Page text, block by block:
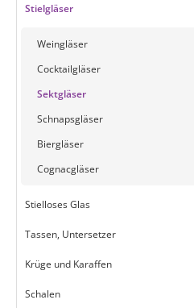
Stielgläser
Weingläser
Cocktailgläser
Sektgläser
Schnapsgläser
Biergläser
Cognacgläser
Stielloses Glas
Tassen, Untersetzer
Krüge und Karaffen
Schalen